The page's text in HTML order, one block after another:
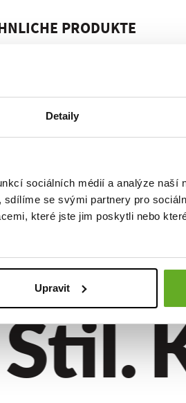
Detaily
sociálních médií a analýze naší
se svými partnery pro
které jste jim poskytli nebo
Upravit
PRODUKTE